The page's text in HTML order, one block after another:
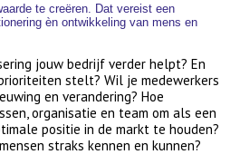
te creëren. Dat vereist een
èn ontwikkeling van mens en
jouw bedrijf verder helpt? En
stelt? Wil je medewerkers
en verandering? Hoe
organisatie en team om als een
positie in de markt te houden?
straks kennen en kunnen?